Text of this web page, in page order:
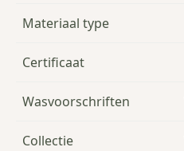
Materiaal type
Certificaat
Wasvoorschriften
Collectie